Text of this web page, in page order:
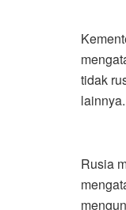
tidak
lainnya.
Rusia